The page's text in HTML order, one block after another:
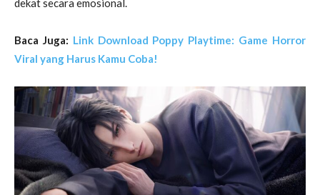
dekat secara emosional.
Baca Juga: Link Download Poppy Playtime: Game Horror
Viral yang Harus Kamu Coba!